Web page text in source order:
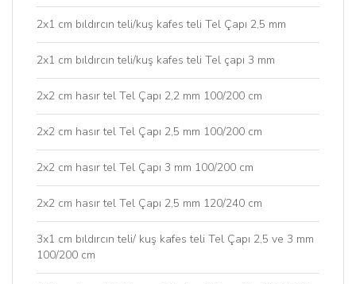
2x1 cm bıldırcın teli/kuş kafes teli Tel Çapı 2,5 mm
2x1 cm bıldırcın teli/kuş kafes teli Tel çapı 3 mm
2x2 cm hasır tel Tel Çapı 2,2 mm 100/200 cm
2x2 cm hasır tel Tel Çapı 2,5 mm 100/200 cm
2x2 cm hasır tel Tel Çapı 3 mm 100/200 cm
2x2 cm hasır tel Tel Çapı 2,5 mm 120/240 cm
3x1 cm bıldırcın teli/ kuş kafes teli Tel Çapı 2,5 ve 3 mm
100/200 cm